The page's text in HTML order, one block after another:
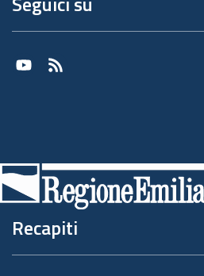
Youtube
RSS
Recapiti